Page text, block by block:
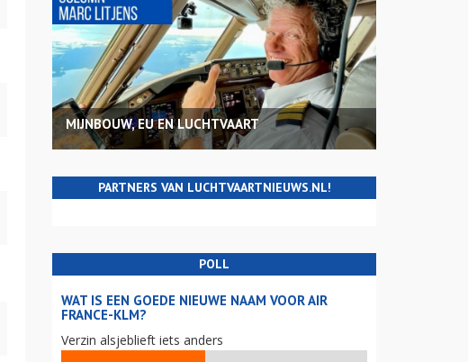
MIJNBOUW, EU EN LUCHTVAART
PARTNERS VAN LUCHTVAARTNIEUWS.NL!
POLL
WAT IS EEN GOEDE NIEUWE NAAM VOOR AIR
FRANCE-KLM?
Verzin alsjeblieft iets anders